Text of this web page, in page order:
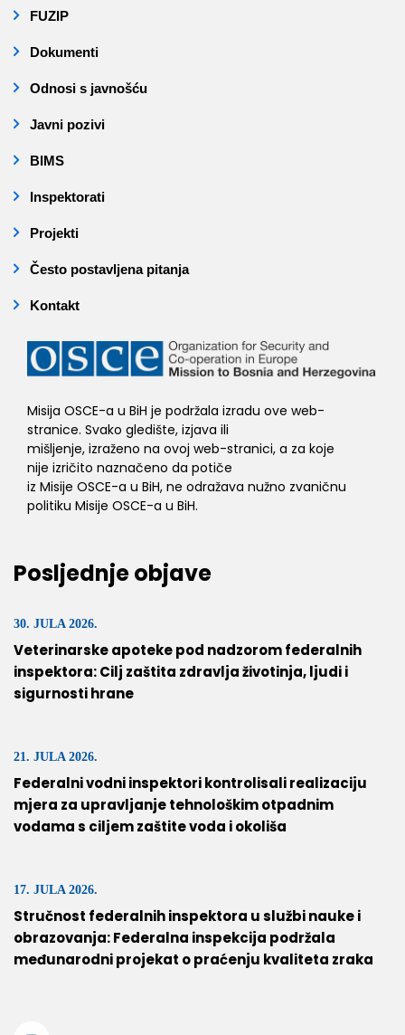
FUZIP
Dokumenti
Odnosi s javnošću
Javni pozivi
BIMS
Inspektorati
Projekti
Često postavljena pitanja
Kontakt
Misija OSCE-a u BiH je podržala izradu ove web-
stranice. Svako gledište, izjava ili
mišljenje, izraženo na ovoj web-stranici, a za koje
nije izričito naznačeno da potiče
iz Misije OSCE-a u BiH, ne odražava nužno zvaničnu
politiku Misije OSCE-a u BiH.
Posljednje objave
30. JULA 2026.
Veterinarske apoteke pod nadzorom federalnih
inspektora: Cilj zaštita zdravlja životinja, ljudi i
sigurnosti hrane
21. JULA 2026.
Federalni vodni inspektori kontrolisali realizaciju
mjera za upravljanje tehnološkim otpadnim
vodama s ciljem zaštite voda i okoliša
17. JULA 2026.
Stručnost federalnih inspektora u službi nauke i
obrazovanja: Federalna inspekcija podržala
međunarodni projekat o praćenju kvaliteta zraka